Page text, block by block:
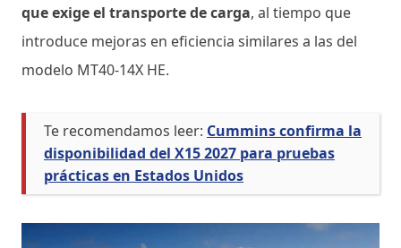
que exige el transporte de carga, al tiempo que
introduce mejoras en eficiencia similares a las del
modelo MT40-14X HE.
Te recomendamos leer: Cummins confirma la
disponibilidad del X15 2027 para pruebas
prácticas en Estados Unidos